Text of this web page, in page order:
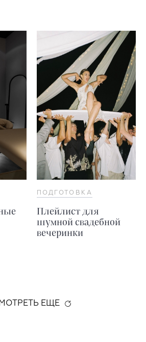
ПОДГОТОВКА
Плейлист для
шумной свадебной
вечеринки
ЕЩЕ